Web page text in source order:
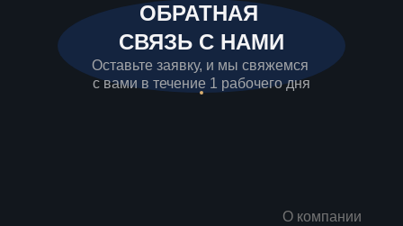
ОБРАТНАЯ
СВЯЗЬ С НАМИ
Оставьте заявку, и мы свяжемся
с вами в течение 1 рабочего дня
О компании